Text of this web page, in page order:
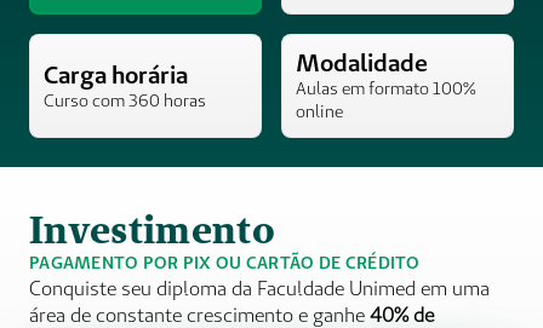
Carga horária
Curso com 360 horas
Modalidade
Aulas em formato 100%
online
Investimento
PAGAMENTO POR PIX OU CARTÃO DE CRÉDITO
Conquiste seu diploma da Faculdade Unimed em uma
área de constante crescimento e ganhe 40% de